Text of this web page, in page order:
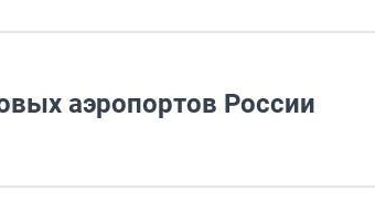
аэропортов России